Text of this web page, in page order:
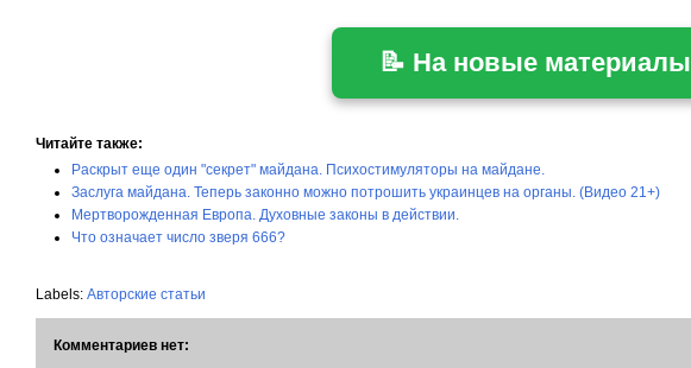
📝 На новые материалы
Читайте также:
Раскрыт еще один "секрет" майдана. Психостимуляторы на майдане.
Заслуга майдана. Теперь законно можно потрошить украинцев на органы. (Видео 21+)
Мертворожденная Европа. Духовные законы в действии.
Что означает число зверя 666?
Labels: Авторские статьи
Комментариев нет: